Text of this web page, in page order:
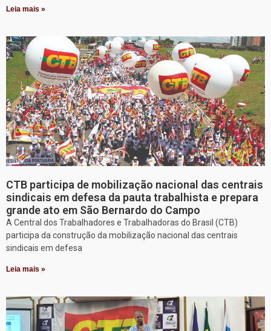
Leia mais »
CTB participa de mobilização nacional das centrais
sindicais em defesa da pauta trabalhista e prepara
grande ato em São Bernardo do Campo
A Central dos Trabalhadores e Trabalhadoras do Brasil (CTB)
participa da construção da mobilização nacional das centrais
sindicais em defesa
Leia mais »